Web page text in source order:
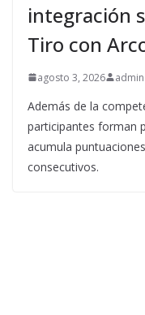
integración
Tiro con
agosto 3, 2026 admin
Además de la
participantes forman
acumula
consecutivos.